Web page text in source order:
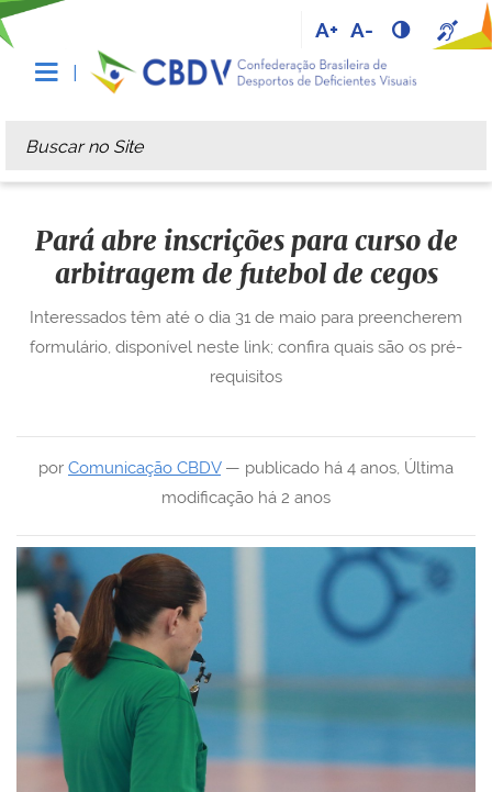
A+ A-
Busca
Busca Avançada…
Pará abre inscrições para curso de
arbitragem de futebol de cegos
por Comunicação CBDV— publicado há 4 anos, Última
modificação há 2 anos
Interessados têm até o dia 31 de maio para preencherem
formulário, disponível neste link; confira quais são os pré-
requisitos